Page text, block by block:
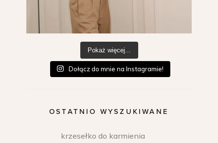
Pokaż więcej...
Dołącz do mnie na Instagramie!
OSTATNIO WYSZUKIWANE
krzesełko do karmienia